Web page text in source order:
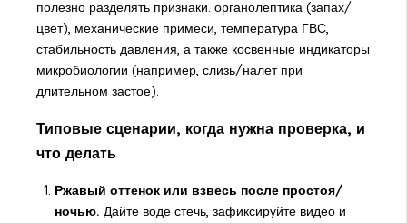
полезно разделять признаки: органолептика (запах/
цвет), механические примеси, температура ГВС,
стабильность давления, а также косвенные индикаторы
микробиологии (например, слизь/налет при
длительном застое).
Типовые сценарии, когда нужна проверка, и
что делать
Ржавый оттенок или взвесь после простоя/
ночью. Дайте воде стечь, зафиксируйте видео и